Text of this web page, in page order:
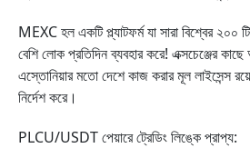
MEXC হল একটি প্ল্যাটফর্ম যা সারা বিশ্বের ২০০
বেশি লোক প্রতিদিন ব্যবহার করে! এক্সচেঞ্জের
এস্তোনিয়ার মতো দেশে কাজ করার মূল লাইসেন্স
নির্দেশ করে।
PLCU/USDT পেয়ারে ট্রেডিং লিঙ্কে প্রাপ্য: